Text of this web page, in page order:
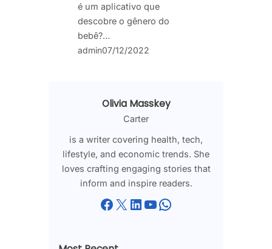
é um aplicativo que
descobre o gênero do
bebê?…
admin07/12/2022
Olivia Masskey
Carter
is a writer covering health, tech,
lifestyle, and economic trends. She
loves crafting engaging stories that
inform and inspire readers.
Facebook X LinkedIn YouTube WhatsApp